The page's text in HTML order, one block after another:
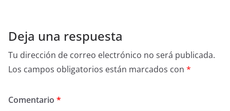
Deja una respuesta
Tu dirección de correo electrónico no será publicada.
Los campos obligatorios están marcados con *
Comentario *